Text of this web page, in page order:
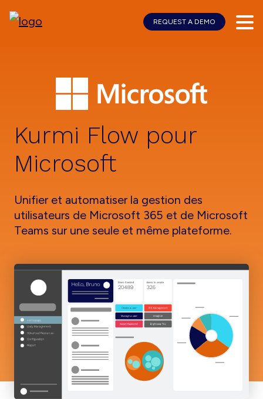
Kurmi Flow pour
Microsoft
Unifier et automatiser la gestion des
utilisateurs de Microsoft 365 et de Microsoft
Teams sur une seule et même plateforme.
REQUEST A DEMO